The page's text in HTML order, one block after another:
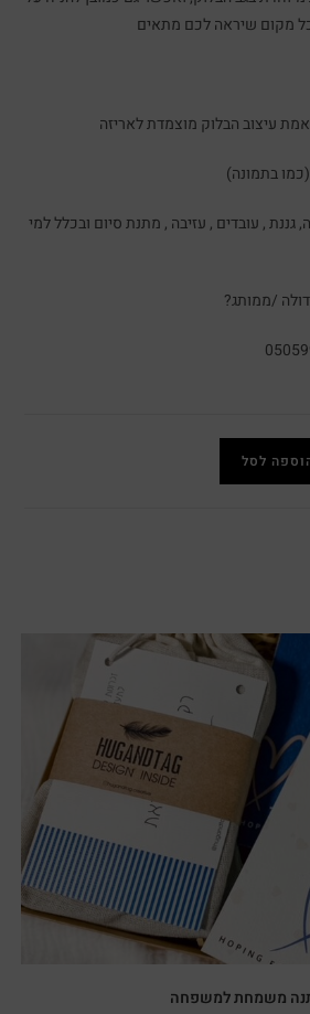
מקום שיראה לכם מתאים
עיצוב הבלוק מוצמדת לאריזה
בתמונה)
, עובדים , עזיבה , מתנת סיום ובכלל למי
/ממותג?
לסל
משמחת למשפחה